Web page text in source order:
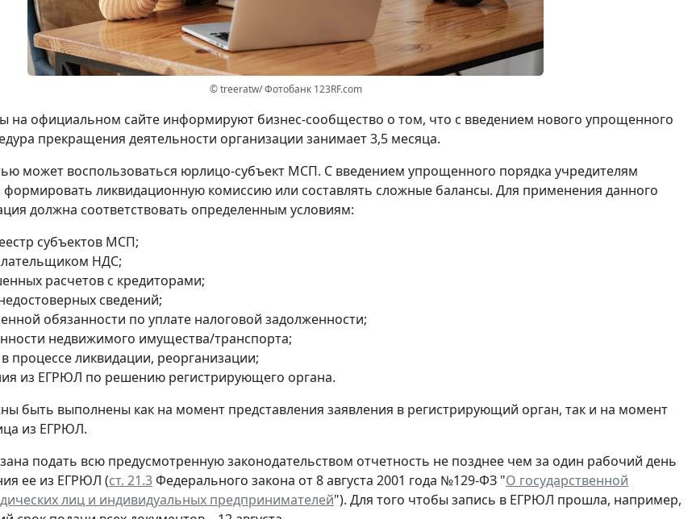
© treeratw/ Фотобанк 123RF.com
на официальном сайте информируют бизнес-сообщество о том, что с введением нового упрощенного
прекращения деятельности организации занимает 3,5 месяца.
может воспользоваться юрлицо-субъект МСП. С введением упрощенного порядка учредителям
ликвидационную комиссию или составлять сложные балансы. Для применения данного
должна соответствовать определенным условиям:
субъектов МСП;
НДС;
расчетов с кредиторами;
сведений;
обязанности по уплате налоговой задолженности;
недвижимого имущества/транспорта;
процессе ликвидации, реорганизации;
из ЕГРЮЛ по решению регистрирующего органа.
быть выполнены как на момент представления заявления в регистрирующий орган, так и на момент
из ЕГРЮЛ.
подать всю предусмотренную законодательством отчетность не позднее чем за один рабочий день
ее из ЕГРЮЛ (ст. 21.3Федерального закона от 8 августа 2001 года №129-ФЗ "О государственной
лиц и индивидуальных предпринимателей"). Для того чтобы запись в ЕГРЮЛ прошла, например,